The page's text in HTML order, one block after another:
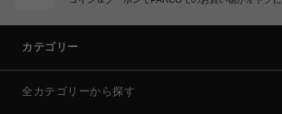
カテゴリー
全カテゴリーから探す